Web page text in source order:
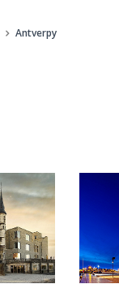
Antverpy